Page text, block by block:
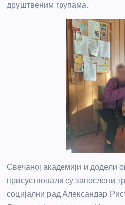
друштвеним групама.
Свечаној академији и додели
присуствовали су запослени
социјални рад Александар